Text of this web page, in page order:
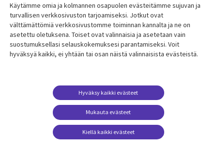
Resurssikeskus
Library
FINLAND
Asiakastarinat
Lisätietoa
Legal
Tietosuoja
Käyttöehdot
Yhteystiedot
Evästeasetuksesi
Media
FINLAND
Käytämme omia ja kolmannen osapuolen evästeitämme sujuvan ja
turvallisen verkkosivuston tarjoamiseksi. Jotkut ovat
välttämättömiä verkkosivustomme toiminnan kannalta ja ne on
asetettu oletuksena. Toiset ovat valinnaisia ​​ja asetetaan vain
suostumuksellasi selauskokemuksesi parantamiseksi. Voit
hyväksyä kaikki, ei yhtään tai osan näistä valinnaisista evästeistä.
Mukauta evästeet
Hyväksy kaikki evästeet
Kiellä kaikki evästeet